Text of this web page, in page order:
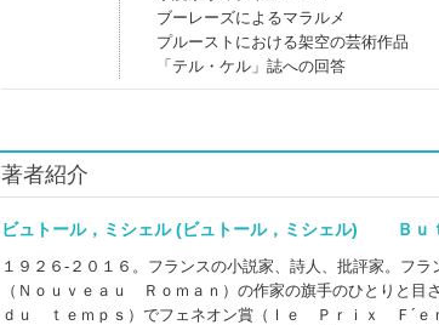
ブーレーズによるマラルメ
プルーストにおける架空の芸術作品
「テル・ケル」誌への回答
著者紹介
ビュトール，ミシェル (ビュトール，ミシェル) Ｂｕ
１９２６‐２０１６。フランスの小説家、詩人、批評家。フ
（Ｎｏｕｖｅａｕ Ｒｏｍａｎ）の作家の旗手のひとりと目
ｄｕ ｔｅｍｐｓ）でフェネオン賞（ｌｅ Ｐｒｉｘ Ｆ´ｅ